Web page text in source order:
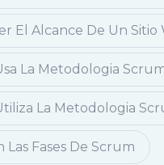
El Alcance De Un Sitio
La Metodologia
La Metodologia
Las Fases De Scrum